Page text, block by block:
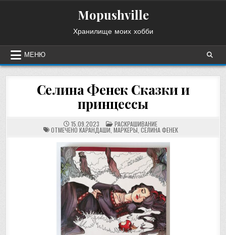
Mopushville
Хранилище моих хобби
МЕНЮ
Селина Фенек Сказки и
принцессы
15.09.2023 ОПУБЛИКОВАНО
В
РАСКРАШИВАНИЕ
ОТМЕЧЕНО КАРАНДАШИ, МАРКЕРЫ СЕЛИНА ФЕНЕК